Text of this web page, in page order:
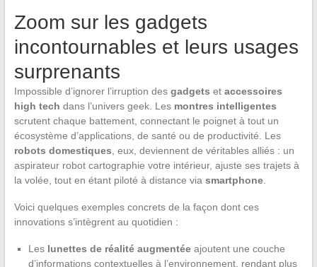
Zoom sur les gadgets
incontournables et leurs usages
surprenants
Impossible d’ignorer l’irruption des gadgets et accessoires
high tech dans l’univers geek. Les montres intelligentes
scrutent chaque battement, connectant le poignet à tout un
écosystème d’applications, de santé ou de productivité. Les
robots domestiques , eux, deviennent de véritables alliés : un
aspirateur robot cartographie votre intérieur, ajuste ses trajets à
la volée, tout en étant piloté à distance via smartphone.
Voici quelques exemples concrets de la façon dont ces
innovations s’intègrent au quotidien :
Les lunettes de réalité augmentéeajoutent une couche
d’informations contextuelles à l’environnement, rendant plus